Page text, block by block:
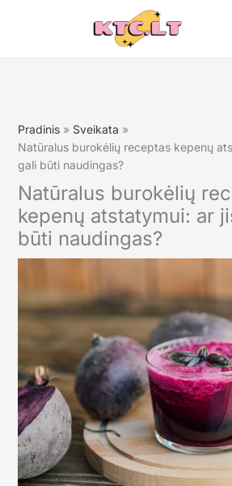
Pradinis
Sveikata
Natūralus burokėlių receptas kepenų
gali būti naudingas?
Natūralus burokėlių
kepenų atstatymui: ar
būti naudingas?